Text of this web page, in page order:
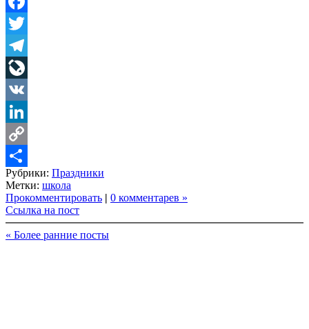
Facebook
Twitter
Telegram
LiveJournal
VK
LinkedIn
Copy
Link
Share
Рубрики: Праздники
Метки: школа
Прокомментировать | 0 комментарев »
Ссылка на пост
« Более ранние посты